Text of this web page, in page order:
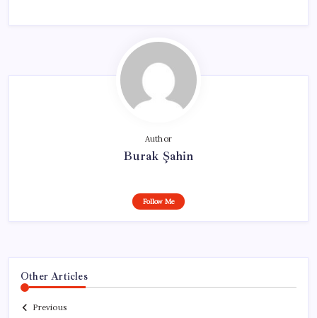
Author
Burak Şahin
Follow Me
Other Articles
Previous